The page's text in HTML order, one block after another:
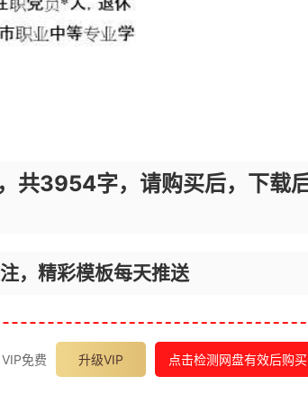
共3954字，请购买后，下载
，精彩模板每天推送
VIP免费 升级VIP 点击检测网盘有效后购买